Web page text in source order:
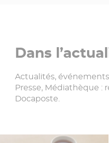
Dans
Actualités,
Presse, Médiathèque :
Docaposte.